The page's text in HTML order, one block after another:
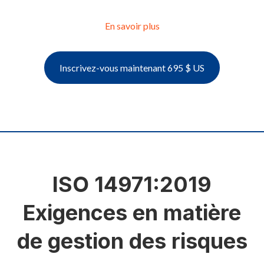
En savoir plus
Inscrivez-vous maintenant 695 $ US
ISO 14971:2019
Exigences en matière
de gestion des risques